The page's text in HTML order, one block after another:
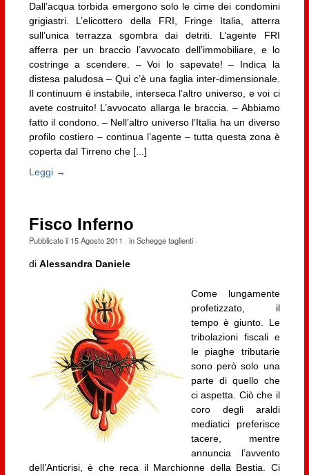
Dall’acqua torbida emergono solo le cime dei condomini
grigiastri. L’elicottero della FRI, Fringe Italia, atterra
sull’unica terrazza sgombra dai detriti. L’agente FRI
afferra per un braccio l’avvocato dell’immobiliare, e lo
costringe a scendere. – Voi lo sapevate! – Indica la
distesa paludosa – Qui c’è una faglia inter-dimensionale.
Il continuum è instabile, interseca l’altro universo, e voi ci
avete costruito! L’avvocato allarga le braccia. – Abbiamo
fatto il condono. – Nell’altro universo l’Italia ha un diverso
profilo costiero – continua l’agente – tutta questa zona è
coperta dal Tirreno che [...]
Leggi →
Fisco Inferno
Pubblicato il 15 Agosto 2011 · inSchegge taglienti·
di Alessandra Daniele
Come lungamente
profetizzato, il
tempo è giunto. Le
tribolazioni fiscali e
le piaghe tributarie
sono però solo una
parte di quello che
ci aspetta. Ciò che il
coro degli araldi
mediatici preferisce
tacere, mentre
annuncia l’avvento
dell’Anticrisi, è che reca il Marchionne della Bestia. Ci